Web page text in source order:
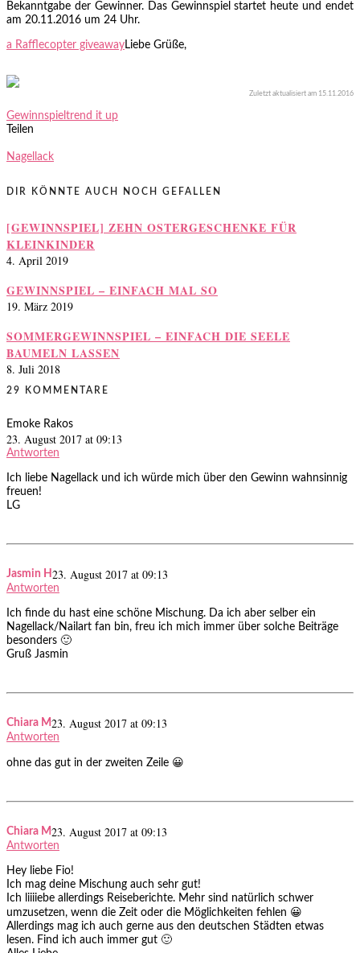
Bekanntgabe der Gewinner. Das Gewinnspiel startet heute und endet
am 20.11.2016 um 24 Uhr.
a Rafflecopter giveawayLiebe Grüße,
Zuletzt aktualisiert am 15.11.2016
Gewinnspiel trend it up
Teilen
Nagellack
DIR KÖNNTE AUCH NOCH GEFALLEN
[GEWINNSPIEL] ZEHN OSTERGESCHENKE FÜR
KLEINKINDER
4. April 2019
GEWINNSPIEL – EINFACH MAL SO
19. März 2019
SOMMERGEWINNSPIEL – EINFACH DIE SEELE
BAUMELN LASSEN
8. Juli 2018
29 KOMMENTARE
Emoke Rakos
23. August 2017 at 09:13
Antworten
Ich liebe Nagellack und ich würde mich über den Gewinn wahnsinnig
freuen!
LG
Jasmin H 23. August 2017 at 09:13
Antworten
Ich finde du hast eine schöne Mischung. Da ich aber selber ein
Nagellack/Nailart fan bin, freu ich mich immer über solche Beiträge
besonders 🙂
Gruß Jasmin
Chiara M23. August 2017 at 09:13
Antworten
ohne das gut in der zweiten Zeile 😀
Chiara M23. August 2017 at 09:13
Antworten
Hey liebe Fio!
Ich mag deine Mischung auch sehr gut!
Ich liiiiebe allerdings Reiseberichte. Mehr sind natürlich schwer
umzusetzen, wenn die Zeit oder die Möglichkeiten fehlen 😀
Allerdings mag ich auch gerne aus den deutschen Städten etwas
lesen. Find ich auch immer gut 🙂